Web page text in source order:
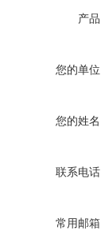
产
您的单
您的姓
联系电
常用邮